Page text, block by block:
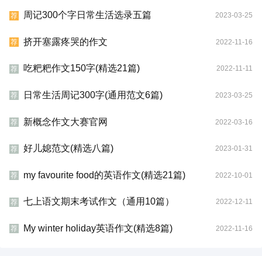
荐 周记300个字日常生活选录五篇 2023-03-25
荐 挤开塞露疼哭的作文 2022-11-16
荐 吃粑粑作文150字(精选21篇) 2022-11-11
荐 日常生活周记300字(通用范文6篇) 2023-03-25
荐 新概念作文大赛官网 2022-03-16
荐 好儿媳范文(精选八篇) 2023-01-31
荐 my favourite food的英语作文(精选21篇) 2022-10-01
荐 七上语文期末考试作文（通用10篇） 2022-12-11
荐 My winter holiday英语作文(精选8篇) 2022-11-16